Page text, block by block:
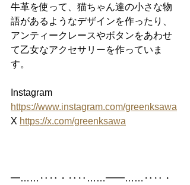
牛革を使って、猫ちゃん達の小さな物
語があるようなデザインを作ったり、
アンティークレースやボタンをあわせ
て乙女なアクセサリーを作っていま
す。
Instagram
https://www.instagram.com/greenksawa
X https://x.com/greenksawa
━……‥‥・‥‥……━━……‥‥・